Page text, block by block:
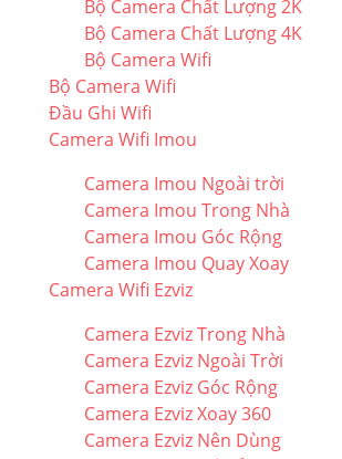
Bộ Camera Chất Lượng 2K
Bộ Camera Chất Lượng 4K
Bộ Camera Wifi
Bộ Camera Wifi
Đầu Ghi Wifi
Camera Wifi Imou
Camera Imou Ngoài trời
Camera Imou Trong Nhà
Camera Imou Góc Rộng
Camera Imou Quay Xoay
Camera Wifi Ezviz
Camera Ezviz Trong Nhà
Camera Ezviz Ngoài Trời
Camera Ezviz Góc Rộng
Camera Ezviz Xoay 360
Camera Ezviz Nên Dùng